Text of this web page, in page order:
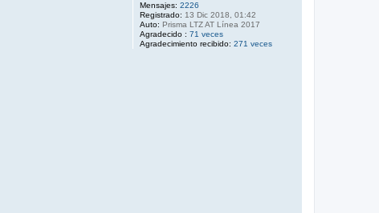
Mensajes: 2226
Registrado: 13 Dic 2018, 01:42
Auto: Prisma LTZ AT Línea 2017
Agradecido : 71 veces
Agradecimiento recibido: 271 veces